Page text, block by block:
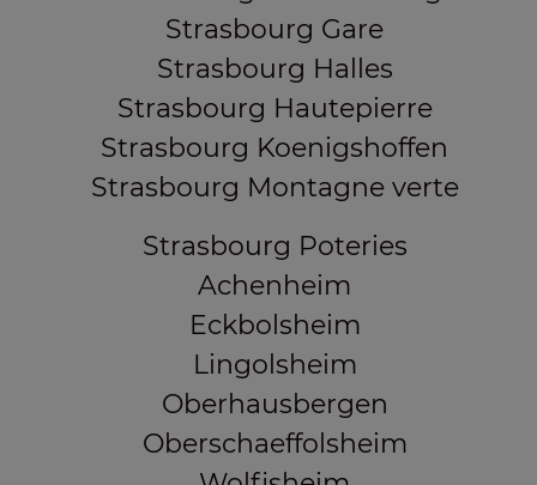
Strasbourg Gare
Strasbourg Halles
Strasbourg Hautepierre
Strasbourg Koenigshoffen
Strasbourg Montagne verte
Strasbourg Poteries
Achenheim
Eckbolsheim
Lingolsheim
Oberhausbergen
Oberschaeffolsheim